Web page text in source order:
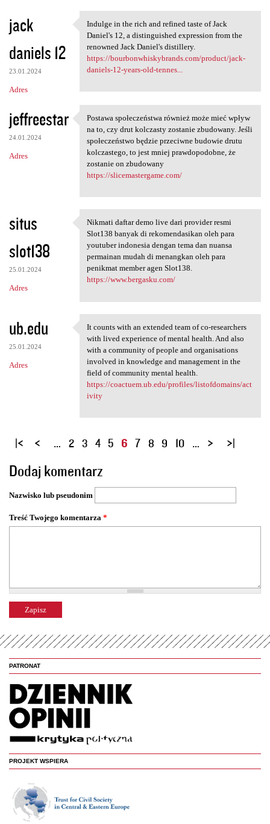
jack
daniels 12
23.01.2024
Adres
Indulge in the rich and
Indulge in the rich and refined taste of Jack
Daniel's 12, a distinguished expression from the
renowned Jack Daniel's distillery.
https://bourbonwhiskybrands.com/product/jack-
daniels-12-years-old-tennes...
jeffreestar
24.01.2024
Adres
Postawa społeczeństwa również
Postawa społeczeństwa również może mieć wpływ
na to, czy drut kolczasty zostanie zbudowany. Jeśli
społeczeństwo będzie przeciwne budowie drutu
kolczastego, to jest mniej prawdopodobne, że
zostanie on zbudowany
https://slicemastergame.com/
situs
slot138
25.01.2024
Adres
Nikmati daftar demo live dari
Nikmati daftar demo live dari provider resmi
Slot138 banyak di rekomendasikan oleh para
youtuber indonesia dengan tema dan nuansa
permainan mudah di menangkan oleh para
penikmat member agen Slot138.
https://www.bergasku.com/
ub.edu
25.01.2024
Adres
It counts with an extended
It counts with an extended team of co-researchers
with lived experience of mental health. And also
with a community of people and organisations
involved in knowledge and management in the
field of community mental health.
https://coactuem.ub.edu/profiles/listofdomains/act
ivity
S
r
o
y
… 2 3 4 5 6 7 8 9 10 …
Dodaj komentarz
Nazwisko lub pseudonim
Treść Twojego komentarza *
PATRONAT
PROJEKT WSPIERA